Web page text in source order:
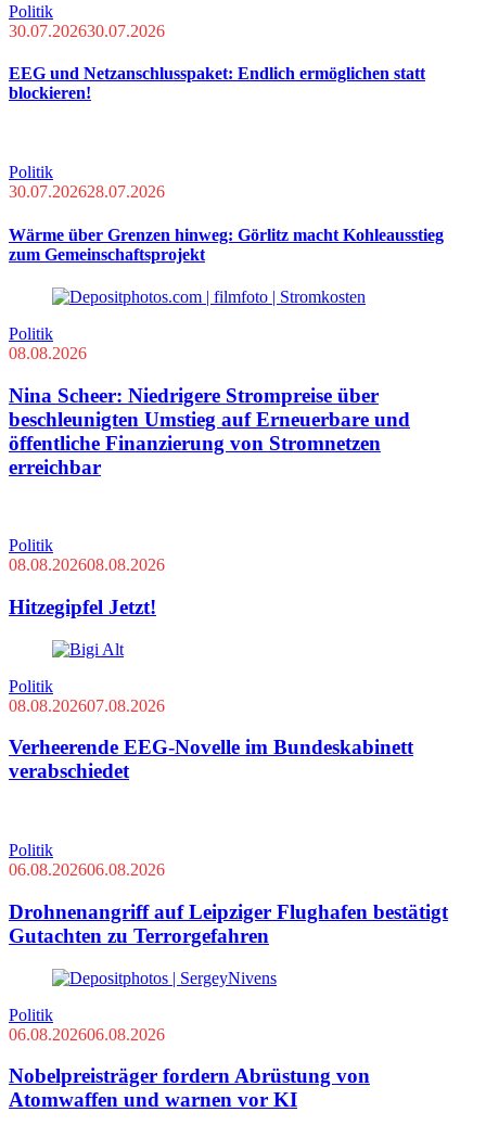
Politik
30.07.202630.07.2026
EEG und Netzanschlusspaket: Endlich ermöglichen statt
blockieren!
Politik
30.07.202628.07.2026
Wärme über Grenzen hinweg: Görlitz macht Kohleausstieg
zum Gemeinschaftsprojekt
Politik
08.08.2026
Nina Scheer: Niedrigere Strompreise über
beschleunigten Umstieg auf Erneuerbare und
öffentliche Finanzierung von Stromnetzen
erreichbar
Politik
08.08.202608.08.2026
Hitzegipfel Jetzt!
Politik
08.08.202607.08.2026
Verheerende EEG-Novelle im Bundeskabinett
verabschiedet
Politik
06.08.202606.08.2026
Drohnenangriff auf Leipziger Flughafen bestätigt
Gutachten zu Terrorgefahren
Politik
06.08.202606.08.2026
Nobelpreisträger fordern Abrüstung von
Atomwaffen und warnen vor KI